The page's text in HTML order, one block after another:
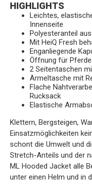
HIGHLIGHTS
Leichtes,
Innenseite
Polyesteranteil
Mit HeiQ Fresh
Enganliegende
Öffnung für
2 Seitentaschen
Ärmeltasche mit
Flache
Rucksack
Elastische
Klettern, Bergsteigen,
Einsatzmöglichkeiten
schont die Umwelt und
Stretch-Anteils und der
ML Hooded Jacket alle
unter einen Helm und in